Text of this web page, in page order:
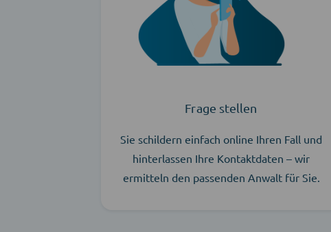
Frage stellen
Sie schildern einfach online Ihren Fall und
hinterlassen Ihre Kontaktdaten – wir
ermitteln den passenden Anwalt für Sie.